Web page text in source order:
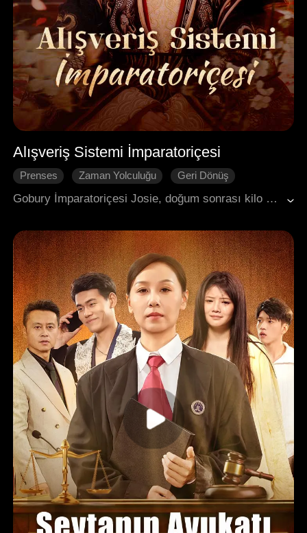
Alışveriş Sistemi İmparatoriçesi
Prenses Zaman Yolculuğu
Geri Dönüş
Süper Güçler
Gobury İmparatoriçesi Josie, doğum sonrası kilo alımı nedeniyle İmparator Alfred'in gözünden düşer. Konsort Sylvia'nın kurguladığı entrikalarla halk önünde aşağılanır ve öldürülür, ancak bedenine modern bir tıp öğrencisi geçiş yapar. Yeni Josie, Sylvia'dan intikam alır ancak soğuk saraya sürgün edilir. Burada, ileri teknoloji ürünler temin edebildiği bir alışveriş sistemi ve tıp becerileriyle kendini yeniden inşa eder. İmparator Alfred'in büyükbabası Vince'in şöleninde, güzelliği ve zekasıyla herkesi büyüler, gelecekten gelen hediyeler ve Vince'i iyileştirmesiyle Sylvia'yı gölgede bırakır. Düşman bir ülke Gobury'ye meydan okuduğunda, Josie yüksek teknolojili cihazlarla zafer kazanır ve hainleri ifşa ederek saygın bir imparatoriçe haline gelir. Alfred onun sevgisini kazanmak için haremi dağıtsa da Josie onu reddeder ve özgürlüğü seçerek Vince'le birlikte saraydan ayrılıp dünyayı keşfeder.